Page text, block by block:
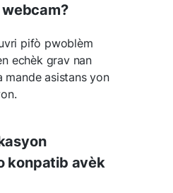
pifò pwoblèm
echèk grav nan
mande asistans yon
konpatib avèk